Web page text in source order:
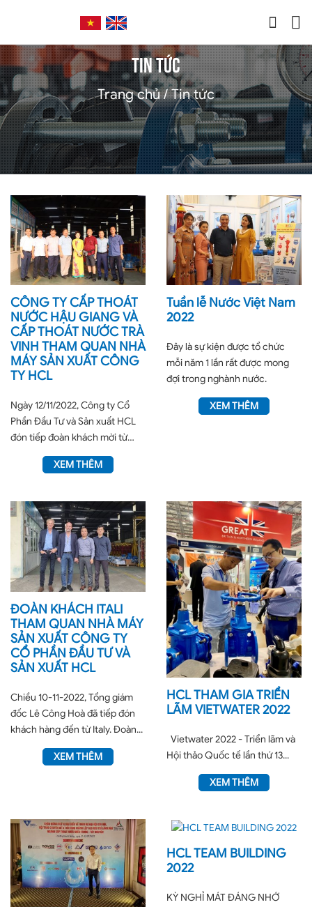
Giới thiệu
SẢN PHẨM SẢN XUẤT +
SẢN PHẨM NHẬP KHẨU +
Dịch vụ sửa van
Chính sách +
Tin tức
Liên hệ
TIN TỨC
Trang chủ Tin tức
CÔNG TY CẤP THOÁT
NƯỚC HẬU GIANG VÀ
CẤP THOÁT NƯỚC TRÀ
VINH THAM QUAN NHÀ
MÁY SẢN XUẤT CÔNG
TY HCL
Ngày 12/11/2022, Công ty Cổ
Phần Đầu Tư và Sản xuất HCL
đón tiếp đoàn khách mời từ
Công ty Cổ Phần...
XEM THÊM
Tuần lễ Nước Việt Nam
2022
Đây là sự kiện được tổ chức
mỗi năm 1 lần rất được mong
đợi trong nghành nước.
XEM THÊM
ĐOÀN KHÁCH ITALI
THAM QUAN NHÀ MÁY
SẢN XUẤT CÔNG TY
CỔ PHẦN ĐẦU TƯ VÀ
SẢN XUẤT HCL
Chiều 10-11-2022, Tổng giám
đốc Lê Công Hoà đã tiếp đón
khách hàng đến từ Italy. Đoàn...
XEM THÊM
HCL THAM GIA TRIỂN
LÃM VIETWATER 2022
Hội thảo Quốc tế lần thứ 13...
XEM THÊM
HCL TEAM BUILDING
2022
KỲ NGHỈ MÁT ĐÁNG NHỚ